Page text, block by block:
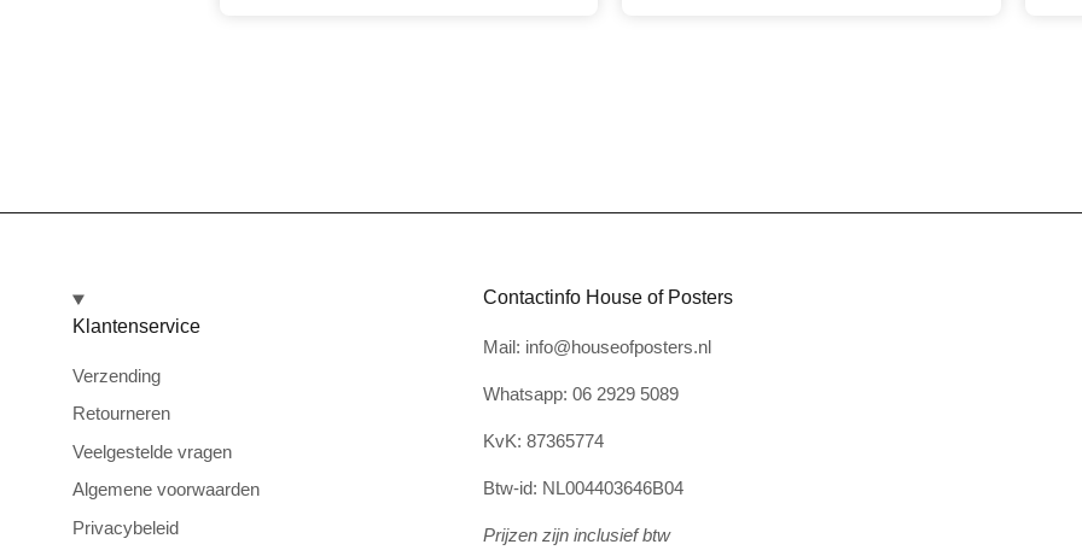
Klantenservice
Verzending
Retourneren
Veelgestelde vragen
Algemene voorwaarden
Privacybeleid
Contactinfo House of Posters
Mail: info@houseofposters.nl
Whatsapp: 06 2929 5089
KvK: 87365774
Btw-id: NL004403646B04
Prijzen zijn inclusief btw